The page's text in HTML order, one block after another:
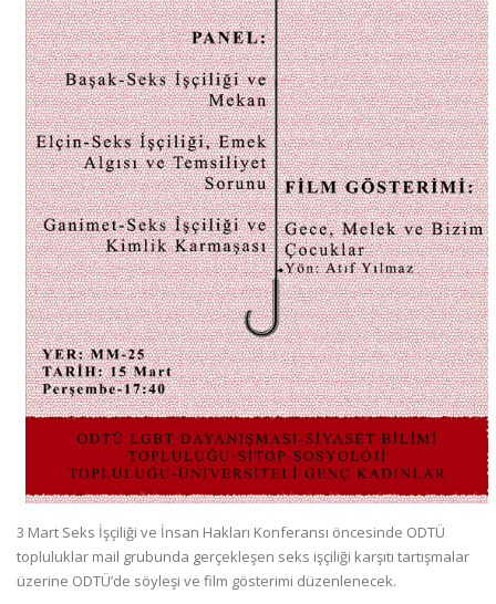
3 Mart Seks İşçiliği ve İnsan Hakları Konferansı öncesinde ODTÜ
topluluklar mail grubunda gerçekleşen seks işçiliği karşıtı tartışmalar
üzerine ODTÜ’de söyleşi ve film gösterimi düzenlenecek.